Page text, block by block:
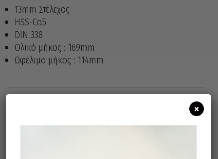
13mm Στέλεχος
HSS-Co5
DIN 338
Ολικό μήκος : 169mm
Ωφέλιμο μήκος : 114mm
×